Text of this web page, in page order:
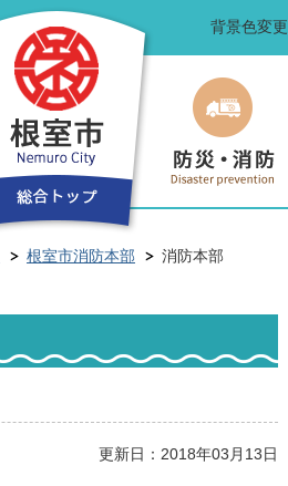
背景色変更
根室市消防本部 消防本部
更新日：2018年03月13日